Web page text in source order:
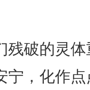
破的灵体
宁，化作